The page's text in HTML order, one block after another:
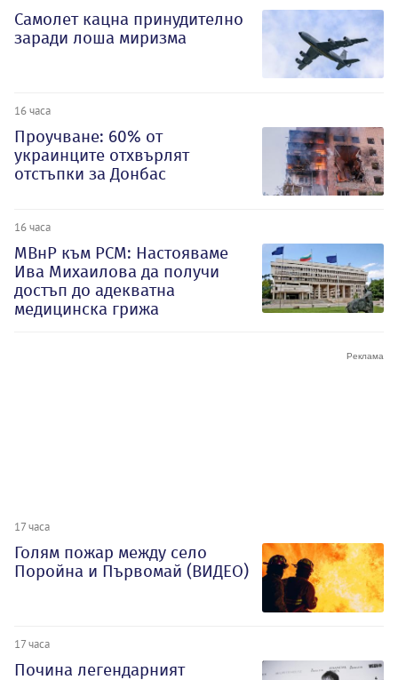
Самолет кацна принудително
заради лоша миризма
16 часа
Проучване: 60% от
украинците отхвърлят
отстъпки за Донбас
16 часа
МВнР към РСМ: Настояваме
Ива Михаилова да получи
достъп до адекватна
медицинска грижа
17 часа
Голям пожар между село
Поройна и Първомай (ВИДЕО)
17 часа
Почина легендарният